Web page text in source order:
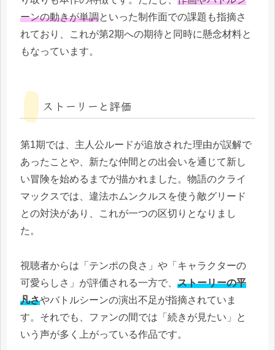
ーンの動きが単調といった制作面での課題も指摘さ
れており、これが第2期への期待と同時に懸念材料と
もなっています。
ストーリーと評価
第1期では、主人公ルードが追放された理由が誤解で
あったことや、新たな仲間との出会いを通じて新し
い冒険を始めるまでが描かれました。物語のクライ
マックスでは、違法ホムンクルスを使う敵グリード
との対決があり、これが一つの区切りとなりまし
た。
視聴者からは「テンポの良さ」や「キャラクターの
可愛らしさ」が評価される一方で、 ストーリーの平
凡さやバトルシーンの演出不足が指摘されていま
す。それでも、ファンの間では「続きが見たい」と
いう声が多く上がっている作品です。